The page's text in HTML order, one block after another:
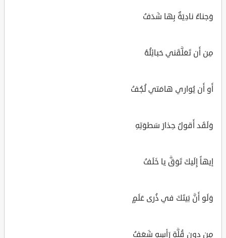
وَجناءُ نادِيَةٌ بِها شَدَفُ
مِن أَن تَعَلَّقَني حَبائِلُهُ
أَو أَن يُواري هامَتي لُجُفُ
وَلَقَد أَقولُ حِذارَ سَطوَتِهِ
إيهاً إِلَيكَ تَوَقَّ يا خَلَفُ
وَلَو أَنَّ بَيتَكَ في ذُرى عَلَمٍ
مِن دونِ قُلَّةِ رَأسِهِ شَعَفُ